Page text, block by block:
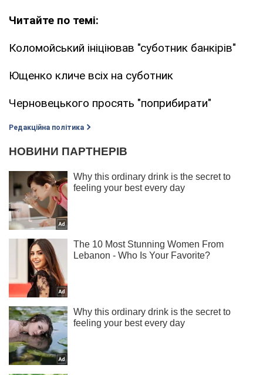
Читайте по темі:
Коломойський ініціював "суботник банкірів"
Ющенко кличе всіх на суботник
Черновецького просять "поприбирати"
Редакційна політика